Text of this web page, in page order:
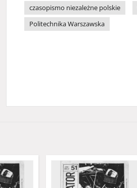
czasopismo niezależne polskie
Politechnika Warszawska